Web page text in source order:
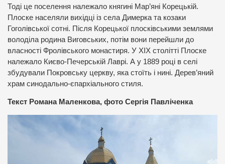
Тоді це поселення належало княгині Мар’яні Корецькій.
Плоске населяли вихідці із села Димерка та козаки
Гоголівської сотні. Після Корецької плосківськими землями
володіла родина Виговських, потім вони перейшли до
власності Фролівського монастиря. У ХІХ столітті Плоске
належало Києво-Печерській Лаврі. А у 1889 році в селі
збудували Покровську церкву, яка стоїть і нині. Дерев’яний
храм синодально-єпархіального стиля.
Текст Романа Маленкова, фото Сергія Павліченка